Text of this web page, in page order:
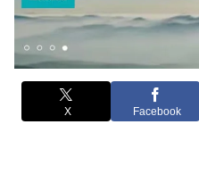
X Facebook